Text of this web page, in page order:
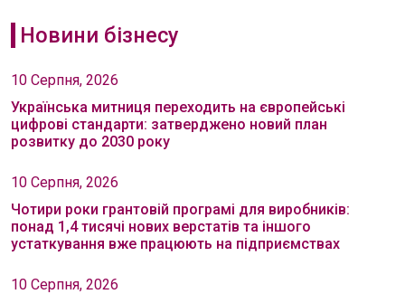
Новини бізнесу
10 Серпня, 2026
Українська митниця переходить на європейські
цифрові стандарти: затверджено новий план
розвитку до 2030 року
10 Серпня, 2026
Чотири роки грантовій програмі для виробників:
понад 1,4 тисячі нових верстатів та іншого
устаткування вже працюють на підприємствах
10 Серпня, 2026